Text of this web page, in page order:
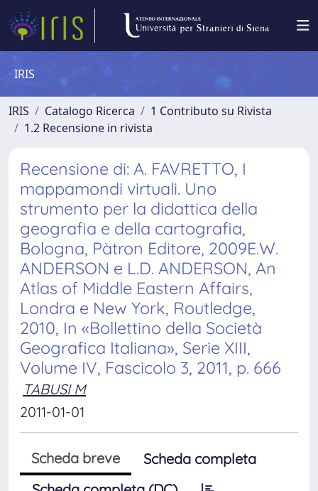
IRIS
IRIS Catalogo Ricerca
1 Contributo su Rivista
1.2 Recensione in rivista
Recensione di: A. FAVRETTO, I
mappamondi virtuali. Uno
strumento per la didattica della
geografia e della cartografia,
Bologna, Pàtron Editore, 2009E.W.
ANDERSON e L.D. ANDERSON, An
Atlas of Middle Eastern Affairs,
Londra e New York, Routledge,
2010, In «Bollettino della Società
Geografica Italiana», Serie XIII,
Volume IV, Fascicolo 3, 2011, p. 666
TABUSI M
2011-01-01
Scheda breve
Scheda completa